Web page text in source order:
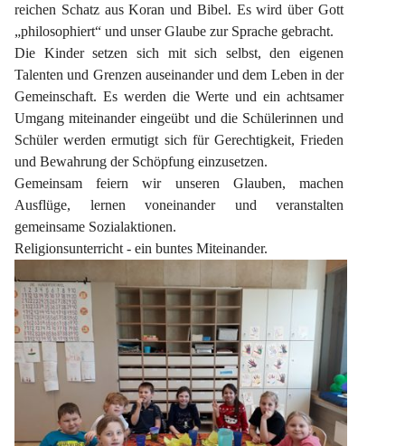
reichen Schatz aus Koran und Bibel. Es wird über Gott
„philosophiert“ und unser Glaube zur Sprache gebracht.
Die Kinder setzen sich mit sich selbst, den eigenen
Talenten und Grenzen auseinander und dem Leben in der
Gemeinschaft. Es werden die Werte und ein achtsamer
Umgang miteinander eingeübt und die Schülerinnen und
Schüler werden ermutigt sich für Gerechtigkeit, Frieden
und Bewahrung der Schöpfung einzusetzen.
Gemeinsam feiern wir unseren Glauben, machen
Ausflüge, lernen voneinander und veranstalten
gemeinsame Sozialaktionen.
Religionsunterricht - ein buntes Miteinander.